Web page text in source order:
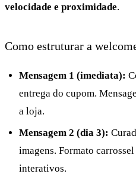
velocidade e proximidade.
Como estruturar a
Mensagem 1 (imediata):
entrega do cupom.
a loja.
Mensagem 2 (dia 3):
imagens. Formato
interativos.